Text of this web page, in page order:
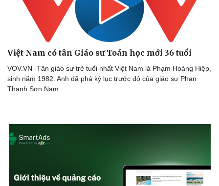
Việt Nam có tân Giáo sư Toán học mới 36 tuổi
VOV.VN -Tân giáo sư trẻ tuổi nhất Việt Nam là Phạm Hoàng Hiệp,
sinh năm 1982. Anh đã phá kỷ lục trước đó của giáo sư Phan
Thanh Sơn Nam.